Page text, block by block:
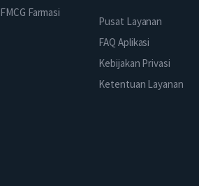
FMCG Farmasi
Pusat Layanan
FAQ Aplikasi
Kebijakan Privasi
Ketentuan Layanan